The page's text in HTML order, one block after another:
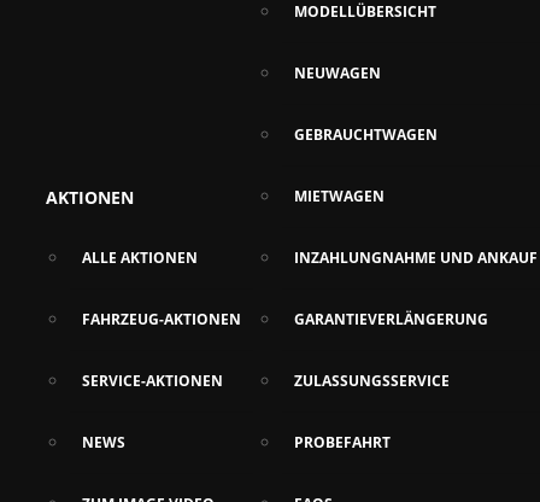
AKTIONEN
ALLE AKTIONEN
FAHRZEUG-AKTIONEN
SERVICE-AKTIONEN
NEWS
MODELLÜBERSICHT
NEUWAGEN
GEBRAUCHTWAGEN
MIETWAGEN
INZAHLUNGNAHME UND ANKAUF
GARANTIEVERLÄNGERUNG
ZULASSUNGSSERVICE
PROBEFAHRT